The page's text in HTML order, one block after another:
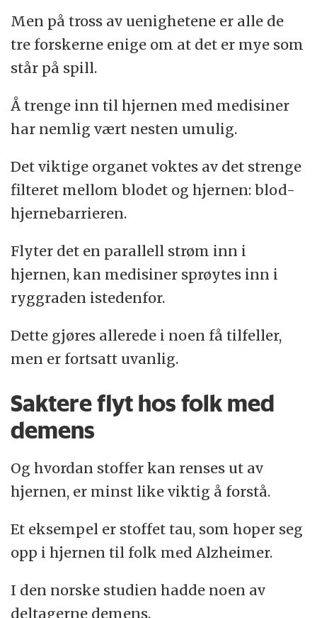
Men på tross av uenighetene er alle de
tre forskerne enige om at det er mye som
står på spill.
Å trenge inn til hjernen med medisiner
har nemlig vært nesten umulig.
Det viktige organet voktes av det strenge
filteret mellom blodet og hjernen: blod-
hjernebarrieren.
Flyter det en parallell strøm inn i
hjernen, kan medisiner sprøytes inn i
ryggraden istedenfor.
Dette gjøres allerede i noen få tilfeller,
men er fortsatt uvanlig.
Saktere flyt hos folk med
demens
Og hvordan stoffer kan renses ut av
hjernen, er minst like viktig å forstå.
Et eksempel er stoffet tau, som hoper seg
opp i hjernen til folk med Alzheimer.
I den norske studien hadde noen av
deltagerne demens.